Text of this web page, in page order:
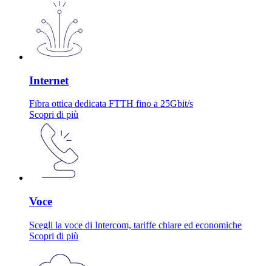
Internet
Fibra ottica dedicata FTTH fino a 25Gbit/s
Scopri di più
Voce
Scegli la voce di Intercom, tariffe chiare ed economiche
Scopri di più